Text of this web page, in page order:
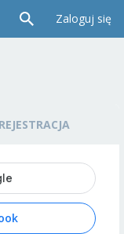
Zaloguj się
REJESTRACJA